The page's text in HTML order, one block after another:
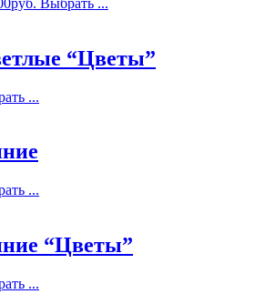
“Цветы”
...
...
“Цветы”
...